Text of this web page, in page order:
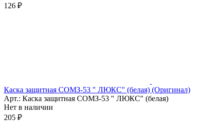
126 ₽
Каска защитная СОМЗ-53 " ЛЮКС" (белая) (Оригинал)
Арт.: Каска защитная СОМЗ-53 " ЛЮКС" (белая)
Нет в наличии
205 ₽